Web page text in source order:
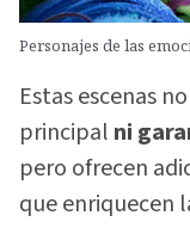
Personajes de las
Estas escenas
principal ni
pero ofrecen
que enriquecen